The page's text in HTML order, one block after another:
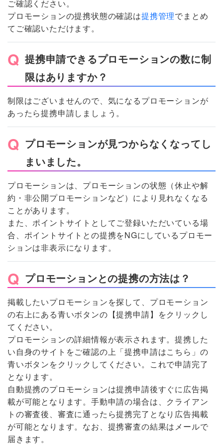
ご確認ください。
プロモーションの提携状態の確認は提携管理でまとめ
てご確認いただけます。
提携申請できるプロモーションの数に制
限はありますか？
制限はございませんので、気になるプロモーションが
あったら提携申請しましょう。
プロモーションが見つからなくなってし
まいました。
プロモーションは、プロモーションの状態（休止や解
約・非公開プロモーションなど）により見れなくなる
ことがあります。
また、ポイントサイトとしてご登録いただいている場
合、ポイントサイトとの提携をNGにしているプロモー
ションは非表示になります。
プロモーションとの提携の方法は？
掲載したいプロモーションを探して、プロモーション
の右上にある青いボタンの【提携申請】をクリックし
てください。
プロモーションの詳細情報が表示されます。提携した
い自身のサイトをご確認の上「提携申請はこちら」の
青いボタンをクリックしてください。これで申請完了
となります。
自動提携のプロモーションは提携申請後すぐに広告掲
載が可能となります。手動申請の場合は、クライアン
トの審査後、審査に通ったら提携完了となり広告掲載
が可能となります。なお、提携審査の結果はメールで
届きます。